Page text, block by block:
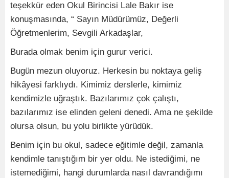
teşekkür eden Okul Birincisi Lale Bakır ise
konuşmasında, “ Sayın Müdürümüz, Değerli
Öğretmenlerim, Sevgili Arkadaşlar,
Burada olmak benim için gurur verici.
Bugün mezun oluyoruz. Herkesin bu noktaya geliş
hikâyesi farklıydı. Kimimiz derslerle, kimimiz
kendimizle uğraştık. Bazılarımız çok çalıştı,
bazılarımız ise elinden geleni denedi. Ama ne şekilde
olursa olsun, bu yolu birlikte yürüdük.
Benim için bu okul, sadece eğitimle değil, zamanla
kendimle tanıştığım bir yer oldu. Ne istediğimi, ne
istemediğimi, hangi durumlarda nasıl davrandığımı